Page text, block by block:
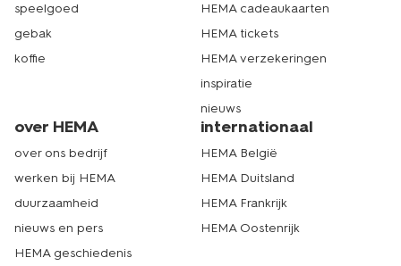
speelgoed
gebak
koffie
HEMA cadeaukaarten
HEMA tickets
HEMA verzekeringen
inspiratie
nieuws
over HEMA
over ons bedrijf
werken bij HEMA
duurzaamheid
nieuws en pers
HEMA geschiedenis
internationaal
HEMA België
HEMA Duitsland
HEMA Frankrijk
HEMA Oostenrijk